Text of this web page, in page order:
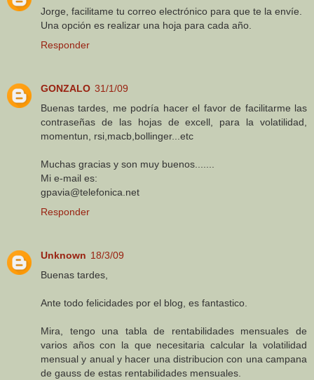
Jorge, facilitame tu correo electrónico para que te la envíe.
Una opción es realizar una hoja para cada año.
Responder
GONZALO 31/1/09
Buenas tardes, me podría hacer el favor de facilitarme las
contraseñas de las hojas de excell, para la volatilidad,
momentun, rsi,macb,bollinger...etc
Muchas gracias y son muy buenos.......
Mi e-mail es:
gpavia@telefonica.net
Responder
Unknown 18/3/09
Buenas tardes,
Ante todo felicidades por el blog, es fantastico.
Mira, tengo una tabla de rentabilidades mensuales de
varios años con la que necesitaria calcular la volatilidad
mensual y anual y hacer una distribucion con una campana
de gauss de estas rentabilidades mensuales.